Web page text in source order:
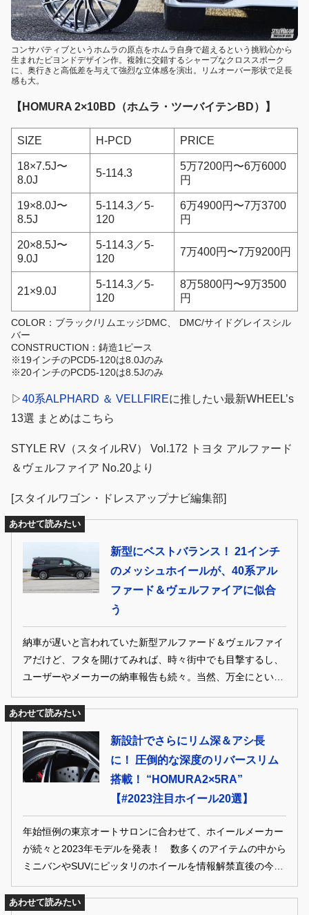
コンサバティブというホムラの原点をホムラ自身で超えるという挑戦心から
生まれたビヨンドデザイン作。複雑に交錯するシャープなクロススポーク
に、奥行きと高低差を与えて強烈な立体感を演出。リムオーバー形状で足長
感も大。
【HOMURA 2×10BD（ホムラ・ツーバイテンBD）】
SIZE H-PCD PRICE
18×7.5J〜
8.0J
5-114.3
5万7200円〜6万6000
円
19×8.0J〜
8.5J
5-114.3／5-
120
6万4900円〜7万3700
円
20×8.5J〜
9.0J
5-114.3／5-
120
7万400円〜7万9200円
21×9.0J
5-114.3／5-
120
8万5800円〜9万3500
円
COLOR：ブラック/リムエッジDMC、 DMC/サイドグレイスシル
バー
CONSTRUCTION：鋳造1ピース
※19インチのPCD5-120は8.0Jのみ
※20インチのPCD5-120は8.5Jのみ
▷40系ALPHARD ＆ VELLFIREに推したい最新WHEEL’s
13選 まとめはこちら
STYLE RV（スタイルRV） Vol.172 トヨタ アルファード
＆ヴェルファイア No.20より
[スタイルワゴン・ドレスアップナビ編集部]
あわせて読みたい
新型にベストバランス！ 21インチ
のメッシュホイールが、40系アル
ファード＆ヴェルファイアに似合
う
納車が遅いと言われていた新型アルファード＆ヴェルファイ
アだけど、フタを開けてみれば、時々街中でも目撃するし、
ユーザーやメーカーの納車報告も続々。当然、万全にという
そんな背景もあって、カスタムコーディネイトも徐々にスタ
正＋αのスタイルが登場中だ。すでに納車された人は、初め
の一歩探しの参考に、納車待ちの人は、妄想チューンを楽し
んで、そしてアルヴェル購入を迷っている人は検討材料に
と、アルヴェルカスタムライフを是非!!
あわせて読みたい
新設計でさらにリム深＆アシ長
に！ 圧倒的な深度のリバースリム
搭載！ “HOMURA2×5RA”
【#2023注目ホイール20選】
年始恒例の東京オートサロンに合わせて、ホイールメーカー
が続々と2023年モデルを発表！ 数多くのアイテムの中から
ミニバンやSUVにピッタリのホイールを情報解禁直後の今、
色や限定色も例年に比べて多い印象だから、そんなリミテッ
あわせて読みたい